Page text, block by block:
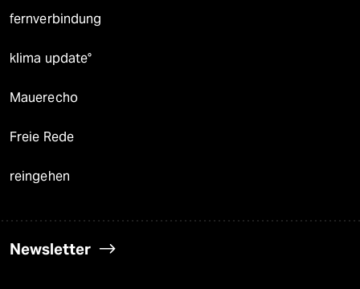
fernverbindung
klima update°
Mauerecho
Freie Rede
reingehen
Newsletter